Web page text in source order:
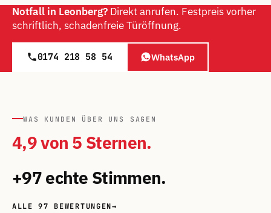
Notfall in Leonberg? Direkt anrufen. Festpreis vorher
schriftlich, schadenfreie Türöffnung.
0174 218 58 54 WhatsApp
WAS KUNDEN ÜBER UNS SAGEN
4,9 von 5 Sternen.
+97 echte Stimmen.
ALLE 97 BEWERTUNGEN→